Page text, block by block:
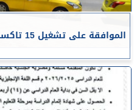
الموافقة على تشغيل 15 تاكسي أجرة بمدينة أسيوط الجديدة